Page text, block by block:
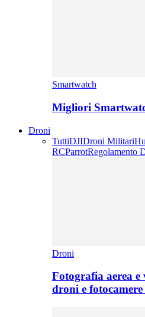
Smartwatch
Migliori
Droni
TuttiDJIDroni Militari
RCParrotRegolamento
Droni
Fotografia aerea e
droni e